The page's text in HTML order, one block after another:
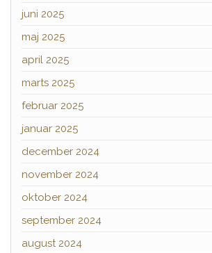
juni 2025
maj 2025
april 2025
marts 2025
februar 2025
januar 2025
december 2024
november 2024
oktober 2024
september 2024
august 2024